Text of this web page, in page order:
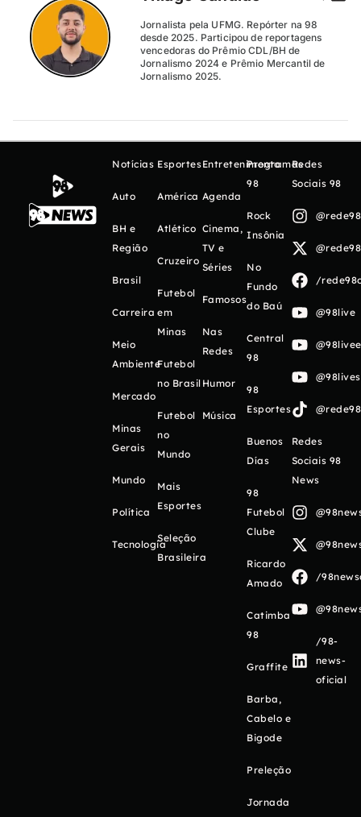
Jornalista pela UFMG. Repórter na 98
desde 2025. Participou de reportagens
vencedoras do Prêmio CDL/BH de
Jornalismo 2024 e Prêmio Mercantil de
Jornalismo 2025.
Notícias
Auto
BH e
Região
Brasil
Carreira
Meio
Ambiente
Mercado
Minas
Gerais
Mundo
Política
Tecnologia
Esportes
América
Atlético
Cruzeiro
Futebol
em
Minas
Futebol
no Brasil
Futebol
no
Mundo
Mais
Esportes
Seleção
Brasileira
Entretenimento
Agenda
Cinema,
TV e
Séries
Famosos
Nas
Redes
Humor
Música
Programas
98
Rock
Insônia
No
Fundo
do Baú
Central
98
98
Esportes
Buenos
Días
98
Futebol
Clube
Ricardo
Amado
Catimba
98
Graffite
Barba,
Cabelo e
Bigode
Preleção
Jornada
Redes
Sociais 98
/
@98live
Redes
Sociais 98
News
/
/98-
news-
oficial